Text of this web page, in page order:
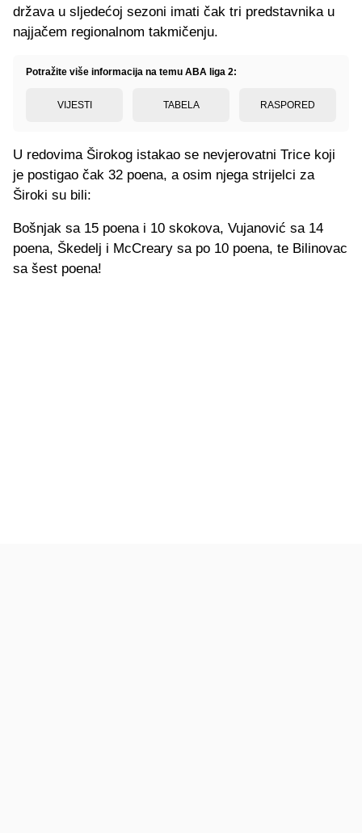
država u sljedećoj sezoni imati čak tri predstavnika u
najjačem regionalnom takmičenju.
Potražite više informacija na temu ABA liga 2:
VIJESTI TABELA RASPORED
U redovima Širokog istakao se nevjerovatni Trice koji
je postigao čak 32 poena, a osim njega strijelci za
Široki su bili:
Bošnjak sa 15 poena i 10 skokova, Vujanović sa 14
poena, Škedelj i McCreary sa po 10 poena, te Bilinovac
sa šest poena!